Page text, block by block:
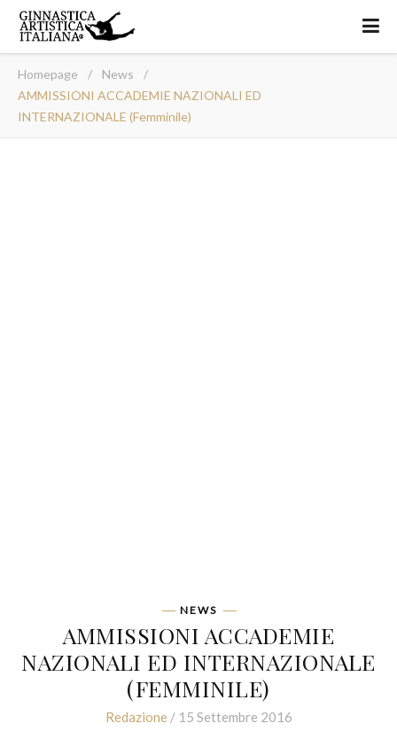
Homepage / News
/
AMMISSIONI ACCADEMIE NAZIONALI ED
INTERNAZIONALE (femminile)
NEWS
AMMISSIONI ACCADEMIE
NAZIONALI ED INTERNAZIONALE
(FEMMINILE)
Redazione/ 15 Settembre 2016